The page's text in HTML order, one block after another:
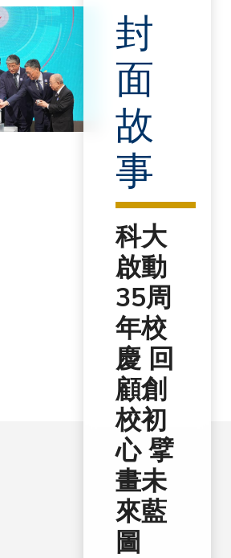
封
面
故
事
科大
啟動
35周
年校
慶 回
顧創
校初
心 擘
畫未
來藍
圖